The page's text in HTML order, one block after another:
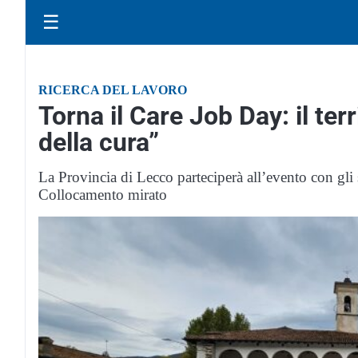
☰
RICERCA DEL LAVORO
Torna il Care Job Day: il
della cura”
La Provincia di Lecco parteciperà all’evento con
Collocamento mirato